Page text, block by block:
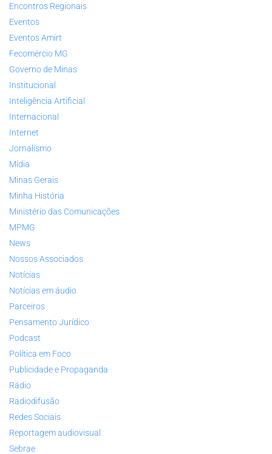
Encontros Regionais
Eventos
Eventos Amirt
Fecomércio MG
Governo de Minas
Institucional
Inteligência Artificial
Internacional
Internet
Jornalismo
Mídia
Minas Gerais
Minha História
Ministério das Comunicações
MPMG
News
Nossos Associados
Notícias
Notícias em áudio
Parceiros
Pensamento Jurídico
Podcast
Política em Foco
Publicidade e Propaganda
Rádio
Radiodifusão
Redes Sociais
Reportagem audiovisual
Sebrae